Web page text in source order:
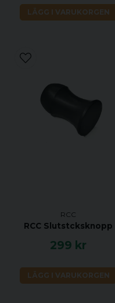
LÄGG I VARUKORGEN
RCC
RCC Slutstcksknopp
299 kr
LÄGG I VARUKORGEN